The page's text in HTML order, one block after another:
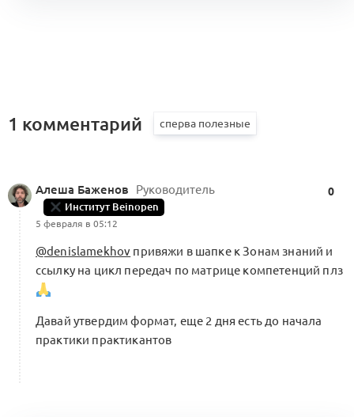
1 комментарий
Алеша Баженов Руководитель
Институт Beinopen
5 февраля в 05:12
0
@denislamekhov привяжи в шапке к Зонам знаний и
ссылку на цикл передач по матрице компетенций плз
Давай утвердим формат, еще 2 дня есть до начала
практики практикантов